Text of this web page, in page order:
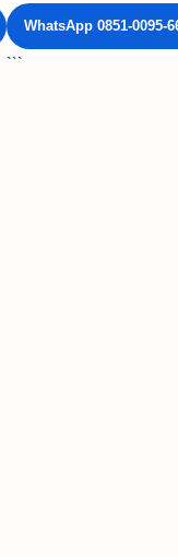
WhatsApp 0851-0095-
```